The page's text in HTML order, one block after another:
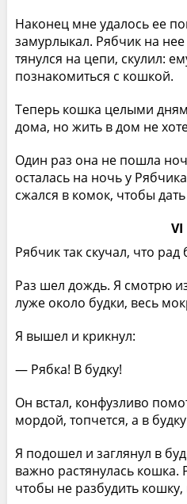
Наконец мне удалось ее
замурлыкал. Рябчик на нее
тянулся на цепи, скулил:
познакомиться с кошкой.
Теперь кошка целыми
дома, но жить в дом не
Один раз она не пошла
осталась на ночь у
сжался в комок, чтобы
VI
Рябчик так скучал, что
Раз шел дождь. Я смотрю
луже около будки, весь
Я вышел и крикнул:
— Рябка! В будку!
Он встал, конфузливо
мордой, топчется, а в
Я подошел и заглянул в
важно растянулась кошка.
чтобы не разбудить